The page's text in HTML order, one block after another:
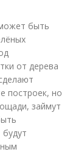
быть
от дерева
построек, но
займут
будут